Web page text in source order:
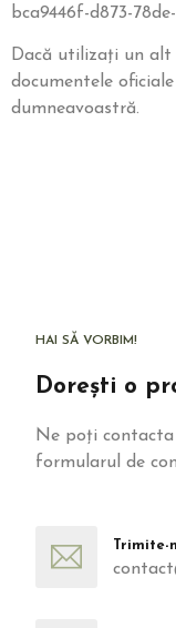
bca9446f-d873-
Dacă utilizați un alt
documentele
dumneavoastră.
HAI SĂ VORBIM!
Dorești o
Ne poți contacta
formularul de
Trimite-